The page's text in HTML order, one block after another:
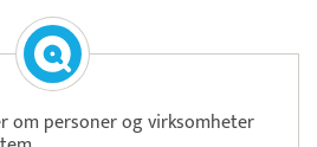
om personer og virksomheter